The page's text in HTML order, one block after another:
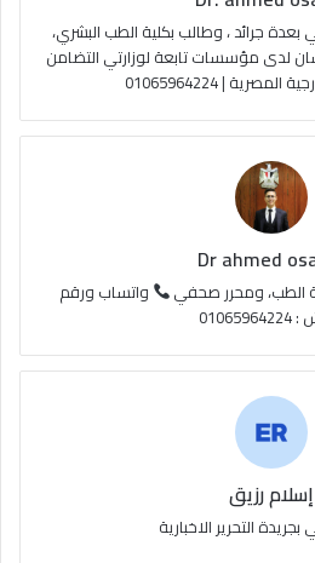
و
ق
ع
R
S
S
جرائد ، وطالب بكلية الطب البشري،
لدى مؤسسات تابعة لوزارتي التضامن
| 01065964224
Dr ahmed
الطب، ومحرر صحفي
واتساب ورقم
إسلام رزيق
التحرير الاخبارية